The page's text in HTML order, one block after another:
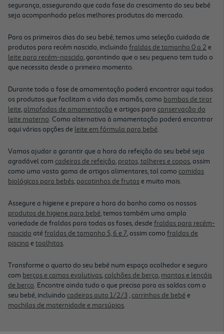
segurança, assegurando que cada fase do crescimento do seu bebé
seja acompanhada pelos melhores produtos do mercado.
Para os primeiros dias do seu bebé, temos uma seleção cuidada de
produtos para recém nascido, incluindo fraldas de tamanho 0 a 2 e
leite para recém-nascido, garantindo que o seu pequeno tem tudo o
que necessita desde o primeiro momento.
Durante toda a fase de amamentação poderá encontrar aqui todos
os produtos que facilitam a vida das mamãs, como bombas de tirar
leite,almofadas de amamentação e artigos para conservação do
leite materno. Como alternativa à amamentação poderá encontrar
aqui várias opções de leite em fórmula para bebé.
Vamos ajudar a garantir que a hora da refeição do seu bebé seja
agradável com cadeiras de refeição, pratos, talheres e copos, assim
como uma vasta gama de artigos alimentares, tal como comidas
biológicas para bebés, pacotinhos de frutase muito mais.
Assegure a higiene e prepare a hora do banho como os nossos
produtos de higiene para bebé, temos também uma ampla
variedade de fraldas para todas as fases, desde fraldas para recém-
nascido até fraldas de tamanho 5, 6 e 7, assim como fraldas de
piscina e toalhitas.
Transforme o quarto do seu bebé num espaço acolhedor e seguro
com berços e camas evolutivas,colchões de berço, mantas e lençóis
de berço. Encontre ainda tudo o que precisa para as saídas com o
seu bebé, incluindo cadeiras auto 1/2/3,carrinhos de bebé e
mochilas de maternidade e marsúpios.